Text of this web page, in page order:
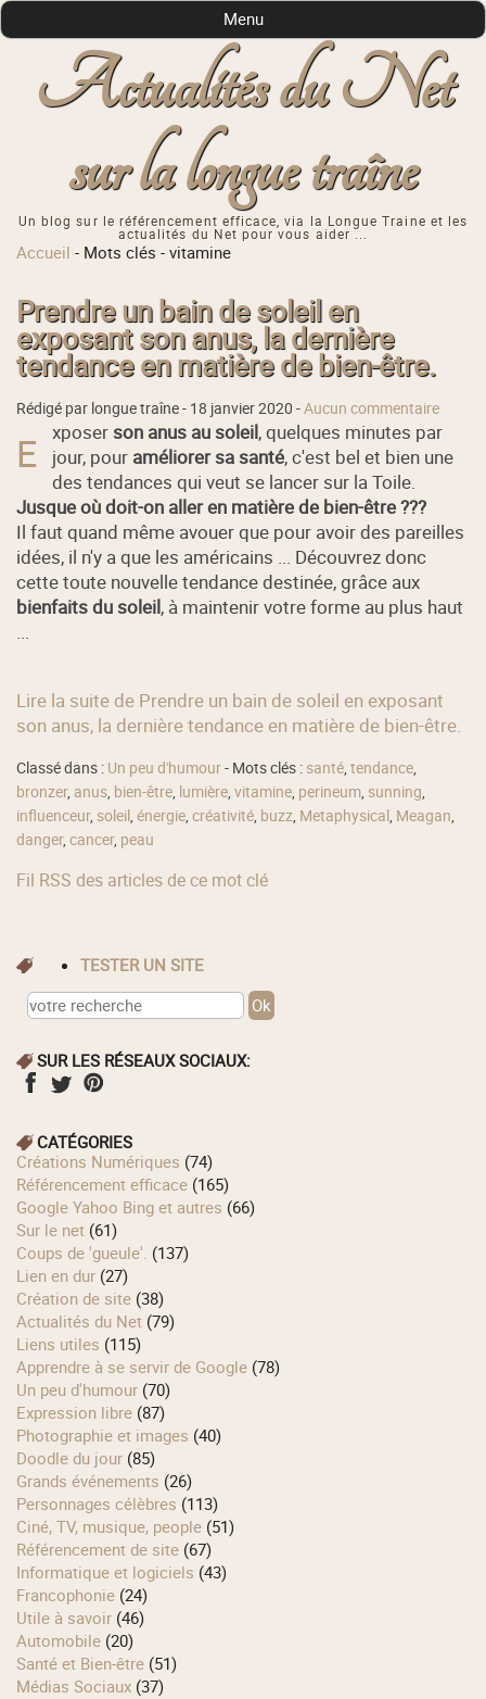
Actualités du Net
sur la longue traîne
Un blog sur le référencement efficace, via la Longue Traine et les
actualités du Net pour vous aider ...
Menu
Accueil - Mots clés -vitamine
Prendre un bain de soleil en
exposant son anus, la dernière
tendance en matière de bien-être.
Rédigé par longue traîne - 18 janvier 2020 -Aucun commentaire
E xposer son anus au soleil, quelques minutes par
jour, pour améliorer sa santé, c'est bel et bien une
des tendances qui veut se lancer sur la Toile.
Jusque où doit-on aller en matière de bien-être ???
Il faut quand même avouer que pour avoir des pareilles
idées, il n'y a que les américains ... Découvrez donc
cette toute nouvelle tendance destinée, grâce aux
bienfaits du soleil, à maintenir votre forme au plus haut
...
Lire la suite de Prendre un bain de soleil en exposant
son anus, la dernière tendance en matière de bien-être.
Classé dans : Un peu d'humour- Mots clés : santé,tendance,
bronzer, anus, bien-être, lumière,vitamine, perineum, sunning,
influenceur, soleil ,énergie,créativité, buzz, Metaphysical , Meagan,
danger,cancer, peau
Fil RSS des articles de ce mot clé
TESTER UN SITE
SUR LES RÉSEAUX SOCIAUX:
CATÉGORIES
Créations Numériques (74)
Référencement efficace (165)
Google Yahoo Bing et autres (66)
Sur le net (61)
Coups de 'gueule'. (137)
Lien en dur (27)
Création de site (38)
Actualités du Net (79)
Liens utiles (115)
Apprendre à se servir de Google (78)
Un peu d'humour (70)
Expression libre (87)
Photographie et images (40)
Doodle du jour (85)
Grands événements (26)
Personnages célèbres (113)
Ciné, TV, musique, people (51)
Référencement de site (67)
Informatique et logiciels (43)
Francophonie (24)
Utile à savoir (46)
Automobile (20)
Santé et Bien-être (51)
Médias Sociaux (37)